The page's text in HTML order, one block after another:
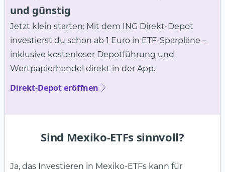
und günstig
Jetzt klein starten: Mit dem ING Direkt-Depot
investierst du schon ab 1 Euro in ETF-Sparpläne –
inklusive kostenloser Depotführung und
Wertpapierhandel direkt in der App.
Direkt-Depot eröffnen
Sind Mexiko-ETFs sinnvoll?
Ja, das Investieren in Mexiko-ETFs kann für